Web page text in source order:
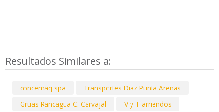
Resultados Similares a:
concemaq spa
Transportes Diaz Punta Arenas
Gruas Rancagua C. Carvajal
V y T arriendos